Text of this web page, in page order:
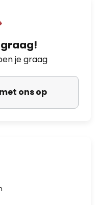
graag!
je graag
ons op